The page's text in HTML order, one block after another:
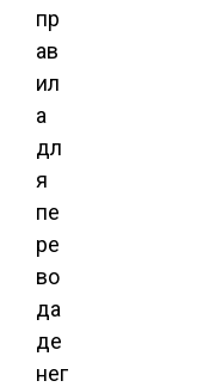
пр
ав
ил
а
дл
я
пе
ре
во
да
де
нег